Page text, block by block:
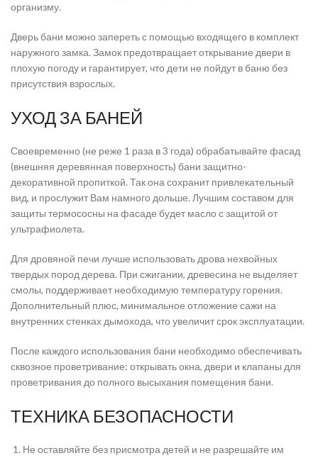
организму.
Дверь бани можно запереть с помощью входящего в комплект
наружного замка. Замок предотвращает открывание двери в
плохую погоду и гарантирует, что дети не пойдут в баню без
присутствия взрослых.
УХОД ЗА БАНЕЙ
Своевременно (не реже 1 раза в 3 года) обрабатывайте фасад
(внешняя деревянная поверхность) бани защитно-
декоративной пропиткой. Так она сохранит привлекательный
вид, и прослужит Вам намного дольше. Лучшим составом для
защиты термососны на фасаде будет масло с защитой от
ультрафиолета.
Для дровяной печи лучше использовать дрова нехвойных
твердых пород дерева. При сжигании, древесина не выделяет
смолы, поддерживает необходимую температуру горения.
Дополнительный плюс, минимальное отложение сажи на
внутренних стенках дымохода, что увеличит срок эксплуатации.
После каждого использования бани необходимо обеспечивать
сквозное проветривание: открывать окна, двери и клапаны для
проветривания до полного высыхания помещения бани.
ТЕХНИКА БЕЗОПАСНОСТИ
Не оставляйте без присмотра детей и не разрешайте им